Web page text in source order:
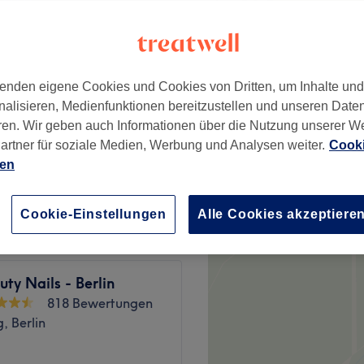
50 €
59 €
Nails - Berlin
818 Bewertungen
Berlin
eigene Cookies und Cookies von Dritten, um Inhalte
Medienfunktionen bereitzustellen und unseren
Wir geben auch Informationen über die Nutzung unserer
für soziale Medien, Werbung und Analysen weiter.
Cookie-Einstellungen Alle Cookies akzeptieren